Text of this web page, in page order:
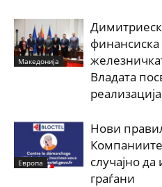
Македонија
финансиска
Владата
Европа
Нови
случајно да
граѓани